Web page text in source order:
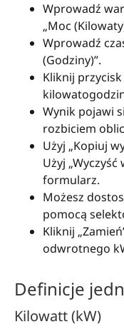
Wprowadź
„Moc
Wprowadź
(Godziny)”.
Kliknij przycisk
Wynik pojawi
rozbiciem
Użyj „Kopiuj
Użyj
formularz.
Możesz
pomocą
Kliknij
odwrotnego
Definicje
Kilowatt (kW)